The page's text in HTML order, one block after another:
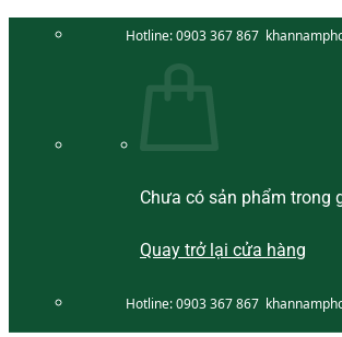
Hotline:0903 367 867
Chưa có sản phẩm trong
Quay trở lại cửa hàng
Hotline:0903 367 867